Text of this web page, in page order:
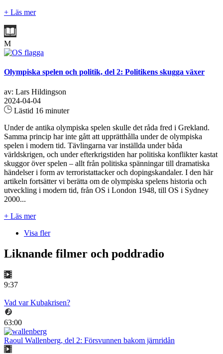
+ Läs mer
M
Olympiska spelen och politik, del 2: Politikens skugga växer
av: Lars Hildingson
2024-04-04
Lästid 16 minuter
Under de antika olympiska spelen skulle det råda fred i Grekland.
Samma princip har inte gått att upprätthålla under de olympiska
spelen i modern tid. Tävlingarna var inställda under båda
världskrigen, och under efterkrigstiden har politiska konflikter kastat
skuggor över spelen – allt från politiska spänningar till dramatiska
händelser i form av terroristattacker och dopingskandaler. I den här
artikeln fortsätter vi berätta om de olympiska spelens historia och
utveckling i modern tid, från OS i London 1948, till OS i Sydney
2000...
+ Läs mer
Visa fler
Liknande filmer och poddradio
9:37
Vad var Kubakrisen?
63:00
Raoul Wallenberg, del 2: Försvunnen bakom järnridån